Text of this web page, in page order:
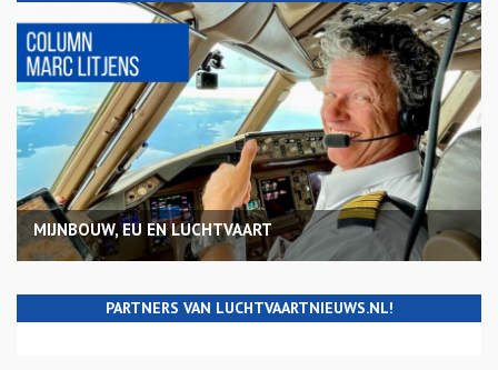
MIJNBOUW, EU EN LUCHTVAART
PARTNERS VAN LUCHTVAARTNIEUWS.NL!